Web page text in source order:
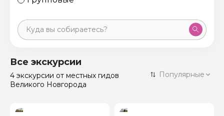
Санкт-Петербург
Россия
50 экскурсий
Все экскурсии
4 экскурсии от местных гидов
Великого Новгорода
Популярные